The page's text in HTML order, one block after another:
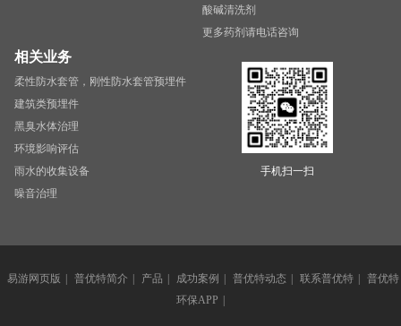
酸碱清洗剂
更多药剂请电话咨询
相关业务
柔性防水套管，刚性防水套管预埋件
建筑类预埋件
黑臭水体治理
环境影响评估
雨水的收集设备
噪音治理
手机扫一扫
易游网页版 | 普优特简介 | 产品 | 成功案例 | 普优特动态 | 联系普优特 | 普优特
环保APP |